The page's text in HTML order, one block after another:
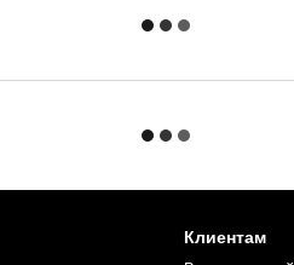
Клиентам